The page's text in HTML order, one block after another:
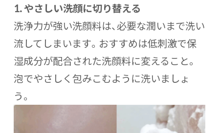
1. やさしい洗顔に切り替える
洗浄力が強い洗顔料は、必要な潤いまで洗い
流してしまいます。おすすめは低刺激で保
湿成分が配合された洗顔料に変えること。
泡でやさしく包みこむように洗いましょ
う。